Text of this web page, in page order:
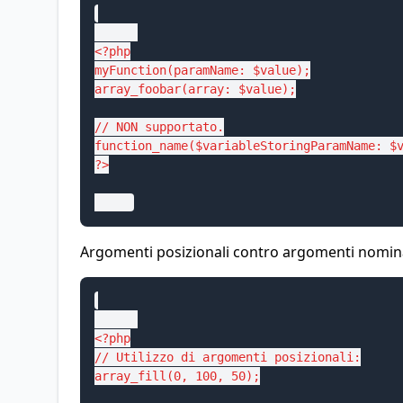
<?php
myFunction(paramName: $value);
array_foobar(array: $value);
// NON supportato.
function_name($variableStoringParamName:
?>
Argomenti posizionali contro argomenti
<?php
// Utilizzo di argomenti posizionali:
array_fill(0, 100, 50);